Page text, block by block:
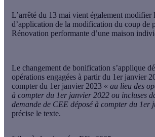
L’arrêté du 13 mai vient également modifier
d’application de la modification du coup de
Rénovation performante d’une maison
Le changement de bonification s’applique
opérations engagées à partir du 1er janvier
compter du 1er janvier 2023 « au lieu des
à compter du 1er janvier 2022 ou incluses
demande de CEE déposé à compter du 1er
précise le texte.